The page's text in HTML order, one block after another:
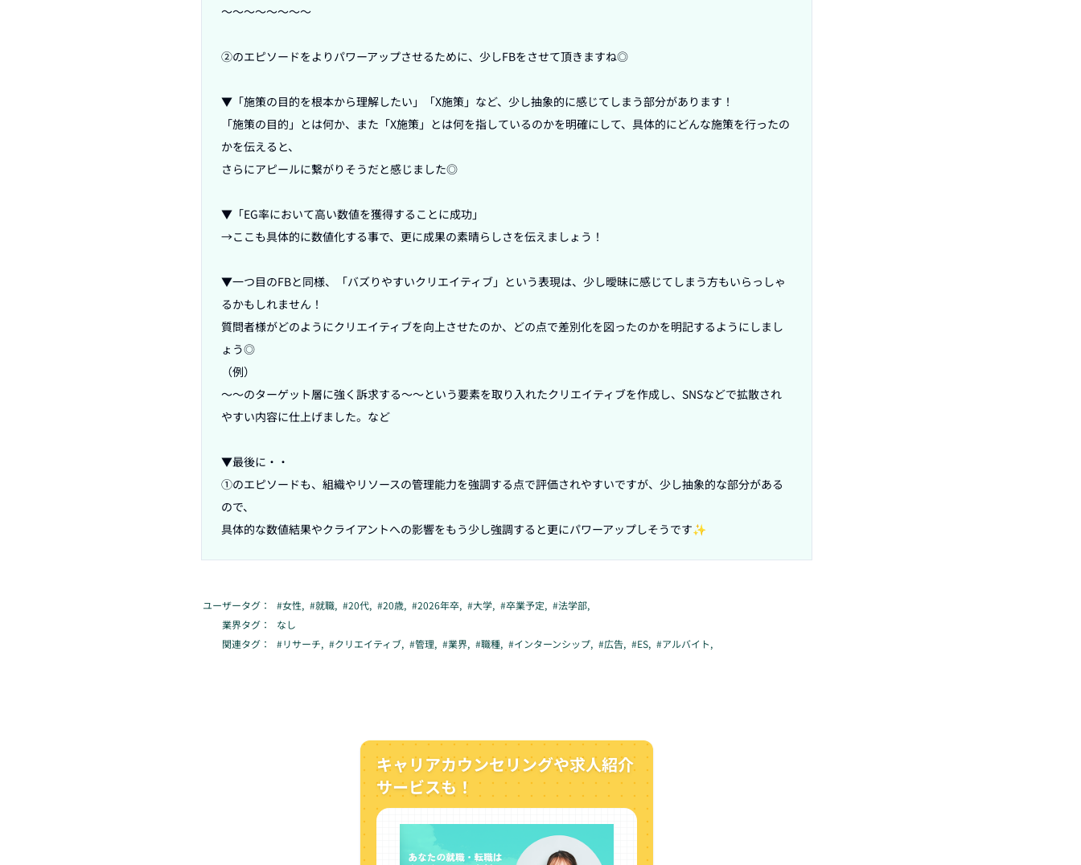
〜〜〜〜〜〜〜〜
②のエピソードをよりパワーアップさせるために、少しFBをさせて頂きますね◎
▼「施策の目的を根本から理解したい」「X施策」など、少し抽象的に感じてしまう部分があります！
「施策の目的」とは何か、また「X施策」とは何を指しているのかを明確にして、具体的にどんな施策を行ったの
かを伝えると、
さらにアピールに繋がりそうだと感じました◎
▼「EG率において高い数値を獲得することに成功」
→ここも具体的に数値化する事で、更に成果の素晴らしさを伝えましょう！
▼一つ目のFBと同様、「バズりやすいクリエイティブ」という表現は、少し曖昧に感じてしまう方もいらっしゃ
るかもしれません！
質問者様がどのようにクリエイティブを向上させたのか、どの点で差別化を図ったのかを明記するようにしまし
ょう◎
（例）
〜〜のターゲット層に強く訴求する〜〜という要素を取り入れたクリエイティブを作成し、SNSなどで拡散され
やすい内容に仕上げました。など
▼最後に・・
①のエピソードも、組織やリソースの管理能力を強調する点で評価されやすいですが、少し抽象的な部分がある
ので、
ユーザータグ： #女性, #就職, #20代, #20歳, #2026年卒, #大学, #卒業予定, #法学部,
業界タグ：
なし
関連タグ：
#リサーチ, #クリエイティブ, #管理, #業界, #職種, #インターンシップ, #広告, #ES, #アルバイト,
キャリアカウンセリングや求人紹介
サービスも！